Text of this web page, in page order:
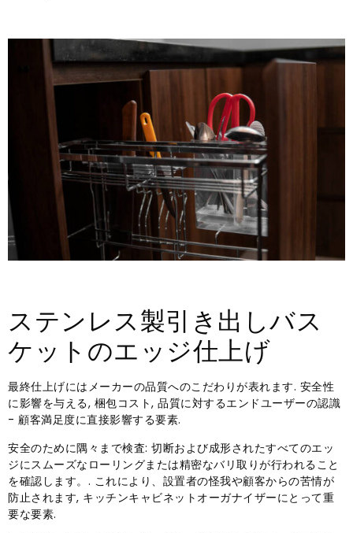
ステンレス製引き出しバス
ケットのエッジ仕上げ
最終仕上げにはメーカーの品質へのこだわりが表れます. 安全性
に影響を与える, 梱包コスト, 品質に対するエンドユーザーの認識
- 顧客満足度に直接影響する要素.
安全のために隅々まで検査: 切断および成形されたすべてのエッ
ジにスムーズなローリングまたは精密なバリ取りが行われること
を確認します。. これにより、設置者の怪我や顧客からの苦情が
防止されます, キッチンキャビネットオーガナイザーにとって重
要な要素.